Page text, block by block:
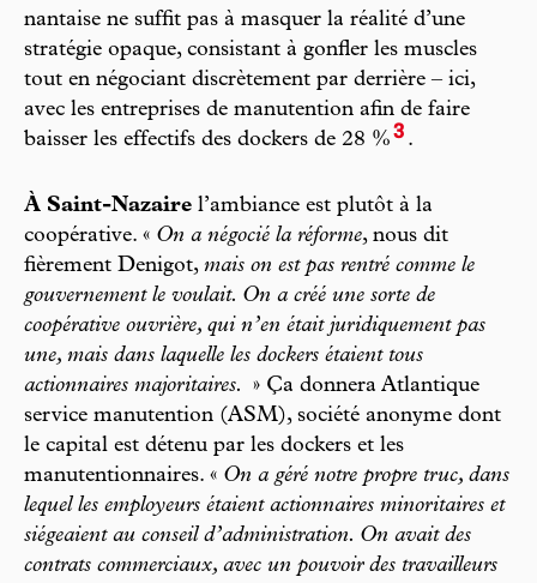
nantaise ne suffit pas à masquer la réalité d’une
stratégie opaque, consistant à gonfler les muscles
tout en négociant discrètement par derrière – ici,
avec les entreprises de manutention afin de faire
baisser les effectifs des dockers de 28 %3 .
À Saint-Nazaire l’ambiance est plutôt à la
coopérative. « On a négocié la réforme, nous dit
fièrement Denigot, mais on est pas rentré comme le
gouvernement le voulait. On a créé une sorte de
coopérative ouvrière, qui n’en était juridiquement pas
une, mais dans laquelle les dockers étaient tous
actionnaires majoritaires.
» Ça donnera Atlantique
service manutention (ASM), société anonyme dont
le capital est détenu par les dockers et les
manutentionnaires. « On a géré notre propre truc, dans
lequel les employeurs étaient actionnaires minoritaires et
siégeaient au conseil d’administration. On avait des
contrats commerciaux, avec un pouvoir des travailleurs